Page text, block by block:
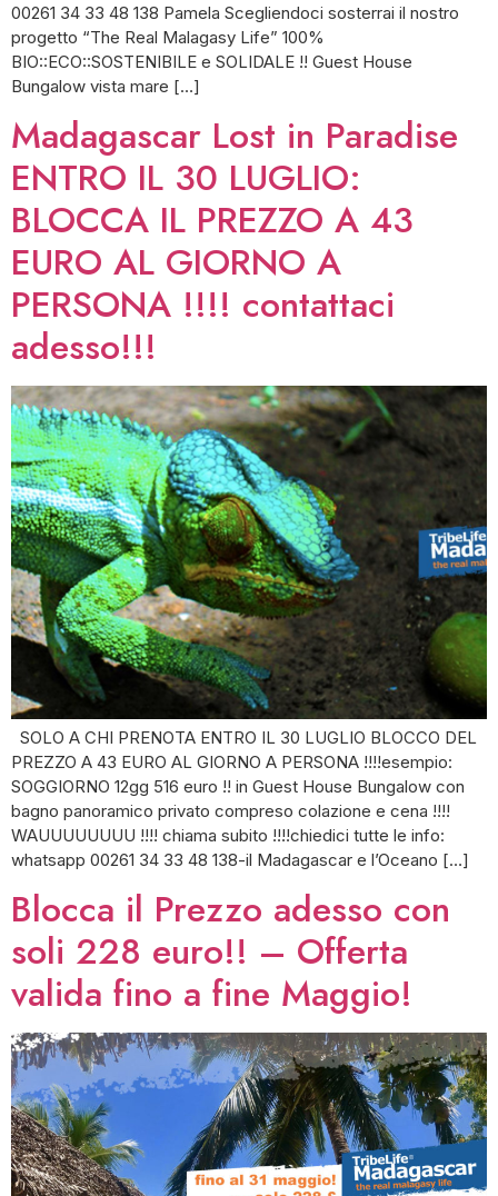
00261 34 33 48 138 Pamela Scegliendoci sosterrai il nostro
progetto “The Real Malagasy Life” 100%
BIO::ECO::SOSTENIBILE e SOLIDALE !! Guest House
Bungalow vista mare […]
Madagascar Lost in Paradise
ENTRO IL 30 LUGLIO:
BLOCCA IL PREZZO A 43
EURO AL GIORNO A
PERSONA !!!! contattaci
adesso!!!
SOLO A CHI PRENOTA ENTRO IL 30 LUGLIO BLOCCO DEL
PREZZO A 43 EURO AL GIORNO A PERSONA !!!!esempio:
SOGGIORNO 12gg 516 euro !! in Guest House Bungalow con
bagno panoramico privato compreso colazione e cena !!!!
WAUUUUUUUU !!!! chiama subito !!!!chiedici tutte le info:
whatsapp 00261 34 33 48 138-il Madagascar e l’Oceano […]
Blocca il Prezzo adesso con
soli 228 euro!! – Offerta
valida fino a fine Maggio!